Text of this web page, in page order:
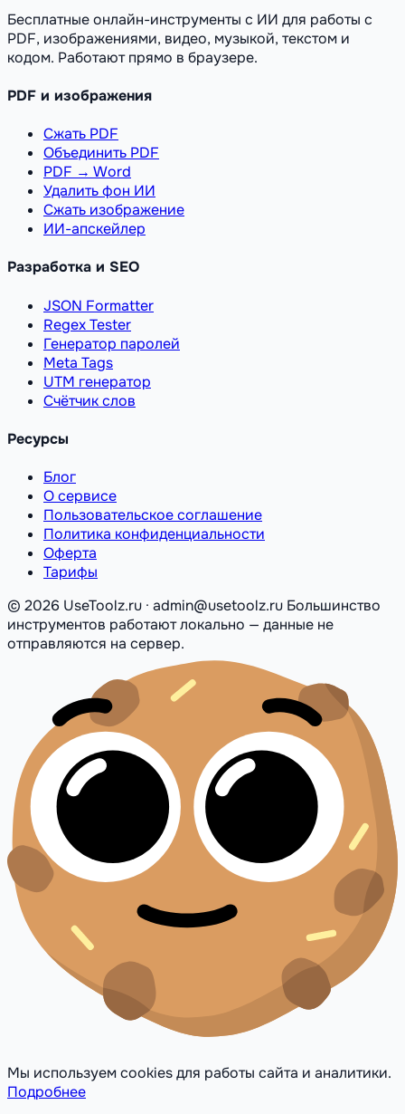
Бесплатные онлайн-инструменты с ИИ для работы с
PDF, изображениями, видео, музыкой, текстом и
кодом. Работают прямо в браузере.
PDF и изображения
Сжать PDF
Объединить PDF
PDF → Word
Удалить фон ИИ
Сжать изображение
ИИ-апскейлер
Разработка и SEO
JSON Formatter
Regex Tester
Генератор паролей
Meta Tags
UTM генератор
Счётчик слов
Ресурсы
Блог
О сервисе
Пользовательское соглашение
Политика конфиденциальности
Оферта
Тарифы
© 2026 UseToolz.ru · admin@usetoolz.ru Большинство
инструментов работают локально — данные не
отправляются на сервер.
Мы используем cookies для работы сайта и аналитики.
Подробнее